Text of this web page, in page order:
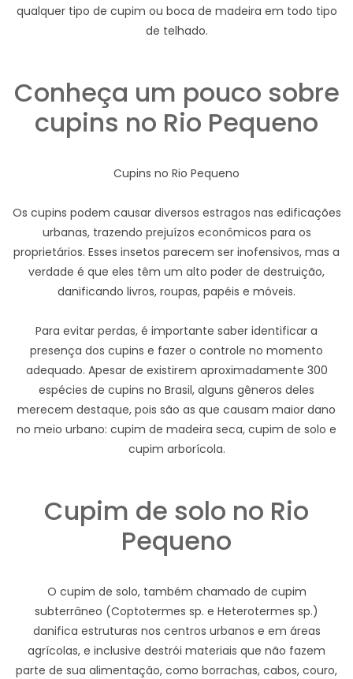
qualquer tipo de cupim ou boca de madeira em todo tipo
de telhado.
Conheça um pouco sobre
cupins no Rio Pequeno
Cupins no Rio Pequeno
Os cupins podem causar diversos estragos nas edificações
urbanas, trazendo prejuízos econômicos para os
proprietários. Esses insetos parecem ser inofensivos, mas a
verdade é que eles têm um alto poder de destruição,
danificando livros, roupas, papéis e móveis.
Para evitar perdas, é importante saber identificar a
presença dos cupins e fazer o controle no momento
adequado. Apesar de existirem aproximadamente 300
espécies de cupins no Brasil, alguns gêneros deles
merecem destaque, pois são as que causam maior dano
no meio urbano: cupim de madeira seca, cupim de solo e
cupim arborícola.
Cupim de solo no Rio
Pequeno
O cupim de solo, também chamado de cupim
subterrâneo (Coptotermes sp. e Heterotermes sp.)
danifica estruturas nos centros urbanos e em áreas
agrícolas, e inclusive destrói materiais que não fazem
parte de sua alimentação, como borrachas, cabos, couro,